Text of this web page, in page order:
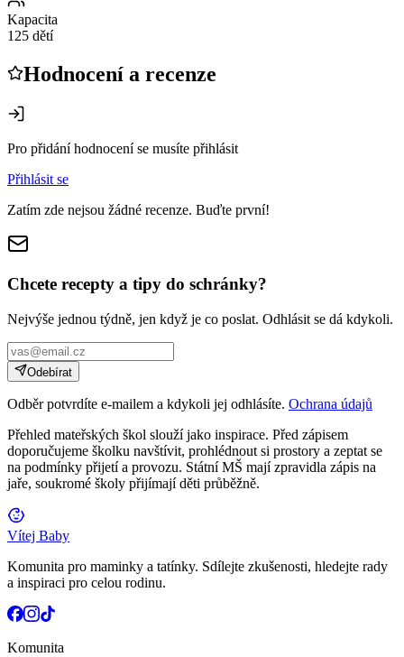
Kapacita
125 dětí
Hodnocení a recenze
Pro přidání hodnocení se musíte přihlásit
Přihlásit se
Zatím zde nejsou žádné recenze. Buďte první!
Chcete recepty a tipy do schránky?
Nejvýše jednou týdně, jen když je co poslat. Odhlásit se dá kdykoli.
Odebírat
Odběr potvrdíte e-mailem a kdykoli jej odhlásíte. Ochrana údajů
Přehled mateřských škol slouží jako inspirace. Před zápisem
doporučujeme školku navštívit, prohlédnout si prostory a zeptat se
na podmínky přijetí a provozu. Státní MŠ mají zpravidla zápis na
jaře, soukromé školy přijímají děti průběžně.
Vítej Baby
Komunita pro maminky a tatínky. Sdílejte zkušenosti, hledejte rady
a inspiraci pro celou rodinu.
Komunita